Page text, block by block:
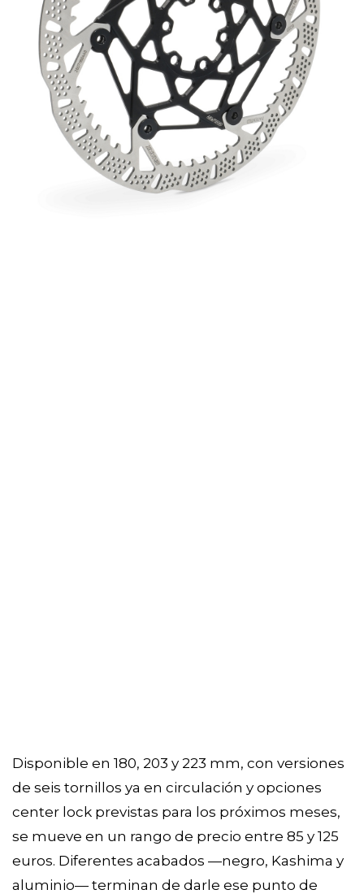
Disponible en 180, 203 y 223 mm, con versiones
de seis tornillos ya en circulación y opciones
center lock previstas para los próximos meses,
se mueve en un rango de precio entre 85 y 125
euros. Diferentes acabados —negro, Kashima y
aluminio— terminan de darle ese punto de